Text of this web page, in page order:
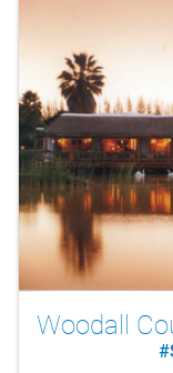
Woodall